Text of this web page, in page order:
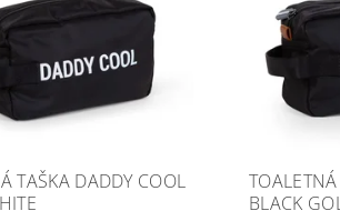
TAŠKA DADDY COOL
BLACK